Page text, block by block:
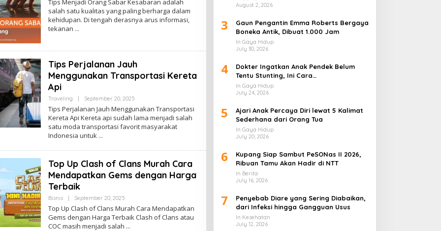
Tips Menjadi Orang Sabar Kesabaran adalah
salah satu kualitas yang paling berharga dalam
kehidupan. Di tengah derasnya arus informasi,
tekanan
Tips Perjalanan Jauh
Menggunakan Transportasi Kereta
Api
Traveling September 20, 2025By
Tips Perjalanan Jauh Menggunakan Transportasi
Kereta Api Kereta api sudah lama menjadi salah
satu moda transportasi favorit masyarakat
Indonesia untuk
Top Up Clash of Clans Murah Cara
Mendapatkan Gems dengan Harga
Terbaik
Bisnis September 20, 2025By
Top Up Clash of Clans Murah Cara Mendapatkan
Gems dengan Harga Terbaik Clash of Clans atau
COC masih menjadi salah
August 2, 2026
3
Gaun Pengantin Emma Roberts Bergaya
Boneka Antik, Dibuat 1.000 Jam
In Gaya Hidup
July 30, 2026
4
Dokter Ingatkan Anak Pendek Belum
Tentu Stunting, Ini Cara
Membedakannya
In Gaya Hidup
July 24, 2026
5
Ajari Anak Percaya Diri lewat 5 Kalimat
Sederhana dari Orang Tua
In Gaya Hidup
July 20, 2026
6
Kupang Siap Sambut PeSONas II 2026,
Ribuan Tamu Akan Hadir di NTT
In Berita
July 16, 2026
7
Penyebab Diare yang Sering Diabaikan,
dari Infeksi hingga Gangguan Usus
In Kesehatan
July 12, 2026